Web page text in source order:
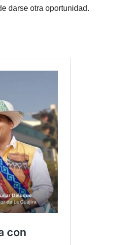
darse otra oportunidad.